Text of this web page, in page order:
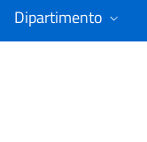
Dipartimento